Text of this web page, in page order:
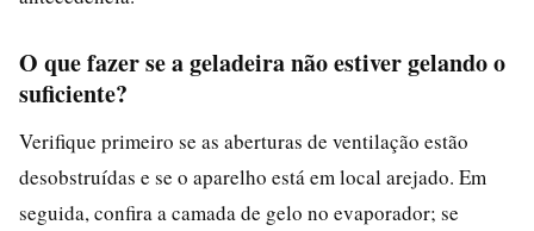
O que fazer se a geladeira não estiver gelando o
suficiente?
Verifique primeiro se as aberturas de ventilação estão
desobstruídas e se o aparelho está em local arejado. Em
seguida, confira a camada de gelo no evaporador; se